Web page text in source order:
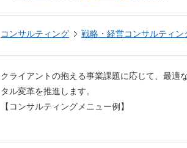
コンサルティング 戦略・経営コンサルティン
クライアントの抱える事業課題に応じて、最適
タル変革を推進します。
【コンサルティングメニュー例】